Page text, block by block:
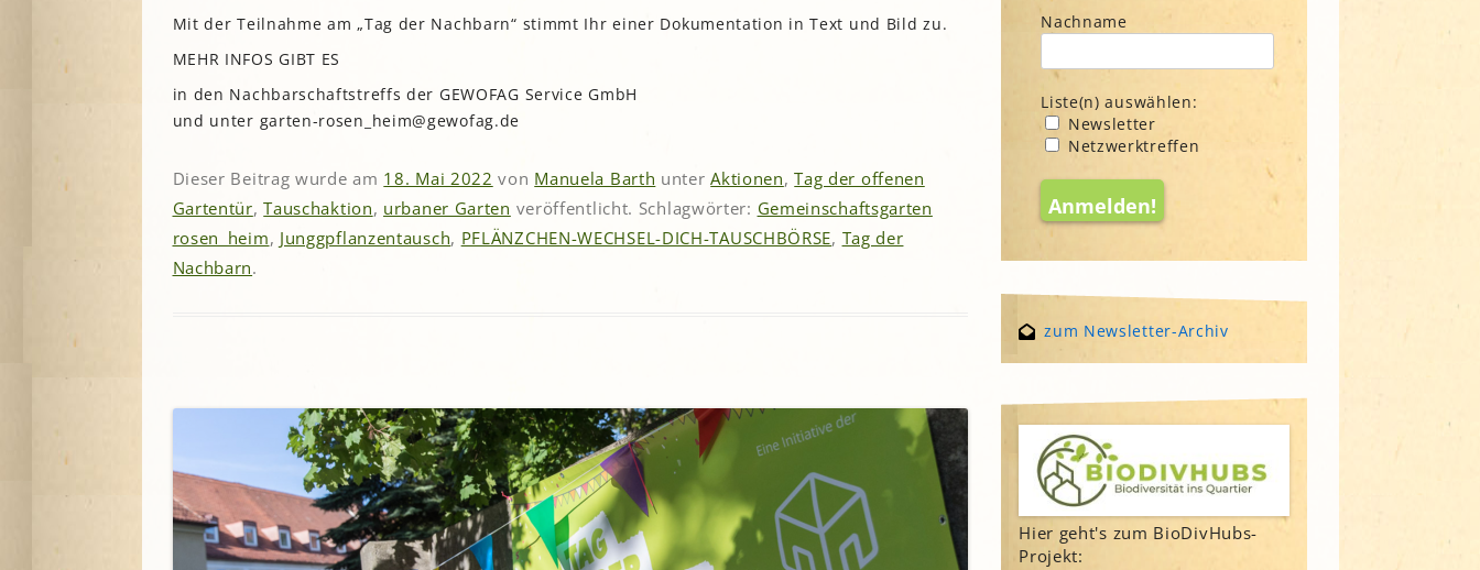
Mit der Teilnahme am „Tag der Nachbarn“ stimmt Ihr einer Dokumentation in Text und Bild zu.
MEHR INFOS GIBT ES
in den Nachbarschaftstreffs der GEWOFAG Service GmbH
und unter garten-rosen_heim@gewofag.de
Dieser Beitrag wurde am 18. Mai 2022 von Manuela Barth unterAktionen,Tag der offenen
Gartentür,Tauschaktion, urbaner Garten veröffentlicht. Schlagwörter: Gemeinschaftsgarten
rosen_heim, Junggpflanzentausch, PFLÄNZCHEN-WECHSEL-DICH-TAUSCHBÖRSE, Tag der
Nachbarn.
Nachname
Liste(n) auswählen:
Newsletter
Netzwerktreffen
zum Newsletter-Archiv
Hier geht's zum BioDivHubs-
Projekt: